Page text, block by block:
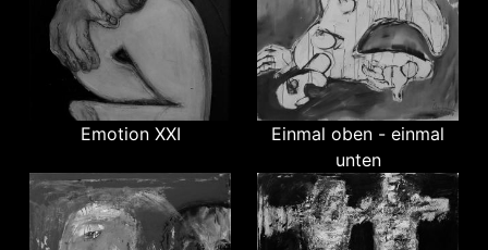
Emotion XXI
Einmal oben - einmal
unten